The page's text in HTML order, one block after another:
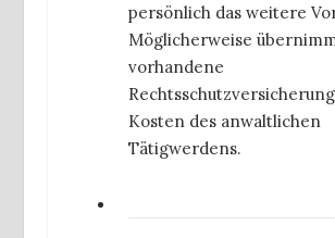
persönlich das weitere
Möglicherweise
vorhandene
Kosten des anwaltlichen
Tätigwerdens.